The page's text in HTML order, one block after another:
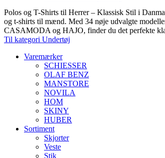
Polos og T-Shirts til Herrer – Klassisk Stil i
og t-shirts til mænd. Med 34 nøje udvalgte
CASAMODA og HAJO, finder du det perfekte
Til kategori Undertøj
Varemærker
SCHIESSER
OLAF BENZ
MANSTORE
NOVILA
HOM
SKINY
HUBER
Sortiment
Skjorter
Veste
Stik